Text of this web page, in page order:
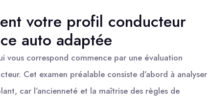
votre profil conducteur
auto adaptée
vous correspond commence par une évaluation
Cet examen préalable consiste d’abord à analyser
car l’ancienneté et la maîtrise des règles de